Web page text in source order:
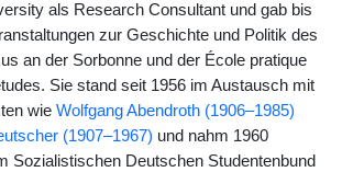
als Research Consultant und gab bis
zur Geschichte und Politik des
an der Sorbonne und der École pratique
Sie stand seit 1956 im Austausch mit
wie Wolfgang Abendroth (1906–1985)
(1907–1967) und nahm 1960
Sozialistischen Deutschen Studentenbund